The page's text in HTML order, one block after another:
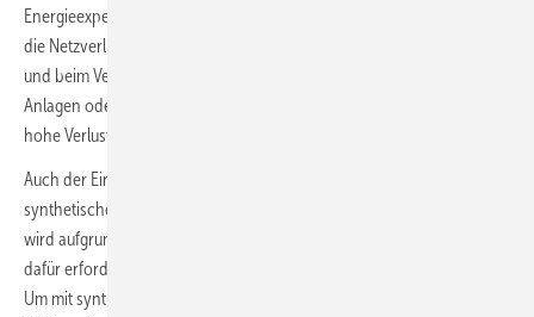
Energieexperten auf den Prüfstand. Es ist leicht nachvollziehbar, dass
die Netzverluste anteilig mit zunehmender Gebäudeeffizienz steigen
und beim Verteilen von Wärme aus zukünftigen Power-to-Heat-
Anlagen oder aus Großwärmepumpen über Fernwärmenetze unnötig
hohe Verluste auftreten.
Auch der Einsatz synthetischer Energieträgern, wie Methan oder
synthetisches Heizöl, die aus grünem Wasserstoff hergestellt werden,
wird aufgrund der hohen Umwandlungsverluste und aufgrund des
dafür erforderlichen Entwicklungszeitraums als kritisch angesehen.
Um mit synthetischen Substituten die Brennstoffe von Gas- und Öl-